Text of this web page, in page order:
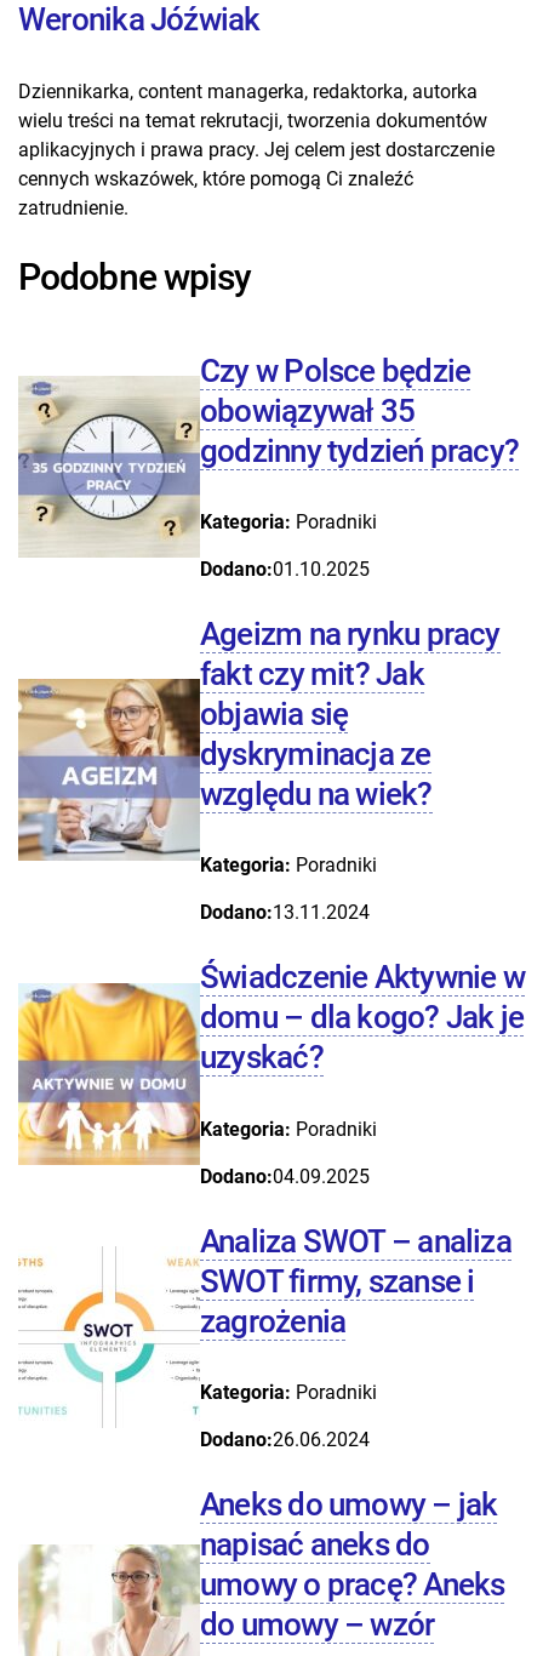
Weronika Jóźwiak
Dziennikarka, content managerka, redaktorka, autorka
wielu treści na temat rekrutacji, tworzenia dokumentów
aplikacyjnych i prawa pracy. Jej celem jest dostarczenie
cennych wskazówek, które pomogą Ci znaleźć
zatrudnienie.
Podobne wpisy
Czy w Polsce będzie
obowiązywał 35
godzinny tydzień pracy?
Kategoria: Poradniki
Dodano:01.10.2025
Ageizm na rynku pracy
fakt czy mit? Jak
objawia się
dyskryminacja ze
względu na wiek?
Kategoria: Poradniki
Dodano:13.11.2024
Świadczenie Aktywnie w
domu – dla kogo? Jak je
uzyskać?
Kategoria: Poradniki
Dodano:04.09.2025
Analiza SWOT – analiza
SWOT firmy, szanse i
zagrożenia
Kategoria: Poradniki
Dodano:26.06.2024
Aneks do umowy – jak
napisać aneks do
umowy o pracę? Aneks
do umowy – wzór